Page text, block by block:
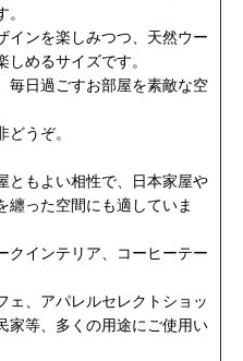
インを楽しみつつ、天然ウー
めるサイズです。
毎日過ごすお部屋を素敵な空
どうぞ。
ともよい相性で、日本家屋や
纏った空間にも適していま
クインテリア、コーヒーテー
ェ、アパレルセレクトショッ
家等、多くの用途にご使用い